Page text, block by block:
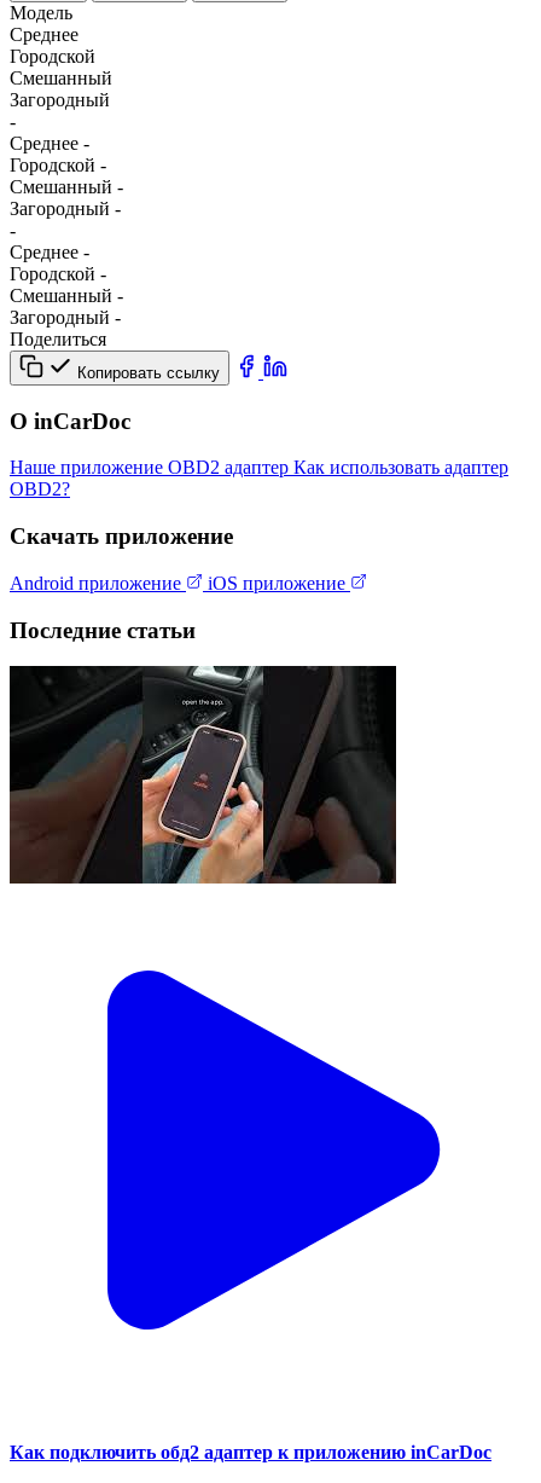
Модель
Среднее
Городской
Смешанный
Загородный
-
Среднее -
Городской -
Смешанный -
Загородный -
-
Среднее -
Городской -
Смешанный -
Загородный -
Поделиться
Копировать ссылку
О inCarDoc
Наше приложение OBD2 адаптер Как использовать адаптер
OBD2?
Скачать приложение
Android приложение iOS приложение
Последние статьи
Как подключить обд2 адаптер к приложению inCarDoc